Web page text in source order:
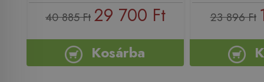
40 885 Ft 29 700 Ft
Kosárba
23 896 Ft